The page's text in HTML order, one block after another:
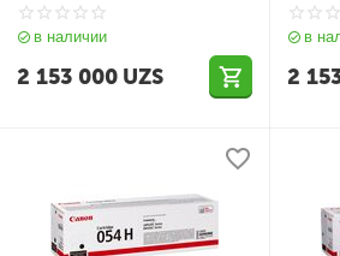
в наличии
2 153 000 UZS
в
2